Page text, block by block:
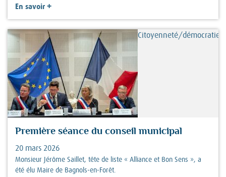
En savoir +
Citoyenneté/démocratie
Première séance du conseil municipal
20 mars 2026
Monsieur Jérôme Saillet, tête de liste « Alliance et Bon Sens », a
été élu Maire de Bagnols-en-Forêt.